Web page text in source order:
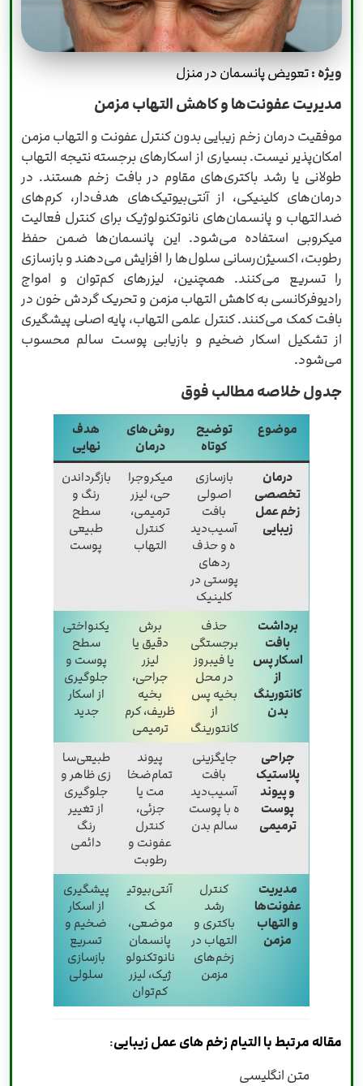
ویژه :تعویض پانسمان در منزل
مدیریت عفونت‌ها و کاهش التهاب مزمن
موفقیت درمان زخم زیبایی بدون کنترل عفونت و التهاب مزمن
امکان‌پذیر نیست. بسیاری از اسکارهای برجسته نتیجه التهاب
طولانی یا رشد باکتری‌های مقاوم در بافت زخم هستند. در
درمان‌های کلینیکی، از آنتی‌بیوتیک‌های هدف‌دار، کرم‌های
ضدالتهاب و پانسمان‌های نانوتکنولوژیک برای کنترل فعالیت
میکروبی استفاده می‌شود. این پانسمان‌ها ضمن حفظ
رطوبت، اکسیژن‌رسانی سلول‌ها را افزایش می‌دهند و بازسازی
را تسریع می‌کنند. همچنین، لیزرهای کم‌توان و امواج
رادیوفرکانسی به کاهش التهاب مزمن و تحریک گردش خون در
بافت کمک می‌کنند. کنترل علمی التهاب، پایه اصلی پیشگیری
از تشکیل اسکار ضخیم و بازیابی پوست سالم محسوب
می‌شود.
جدول خلاصه مطالب فوق
موضوع
توضیح
کوتاه
روش‌های
درمان
هدف
نهایی
درمان
تخصصی
زخم عمل
زیبایی
بازسازی
اصولی
بافت
آسیب‌دید
ه و حذف
ردهای
پوستی در
کلینیک
میکروجرا
حی، لیزر
ترمیمی،
کنترل
التهاب
بازگرداندن
رنگ و
سطح
طبیعی
پوست
برداشت
بافت
اسکار پس
از
کانتورینگ
بدن
حذف
برجستگی
یا فیبروز
در محل
بخیه پس
از
کانتورینگ
برش
دقیق یا
لیزر
جراحی،
بخیه
ظریف، کرم
ترمیمی
یکنواختی
سطح
پوست و
جلوگیری
از اسکار
جدید
جراحی
پلاستیک
و پیوند
پوست
ترمیمی
جایگزینی
بافت
آسیب‌دید
ه با پوست
سالم بدن
پیوند
تمام‌ضخا
مت یا
جزئی،
کنترل
عفونت و
رطوبت
طبیعی‌سا
زی ظاهر و
جلوگیری
از تغییر
رنگ
دائمی
مدیریت
عفونت‌ها
و التهاب
مزمن
کنترل
رشد
باکتری و
التهاب در
زخم‌های
مزمن
آنتی‌بیوتی
ک
موضعی،
پانسمان
نانوتکنولو
ژیک، لیزر
کم‌توان
پیشگیری
از اسکار
ضخیم و
تسریع
بازسازی
سلولی
مقاله مرتبط با التیام زخم های عمل زیبایی:
متن انگلیسی